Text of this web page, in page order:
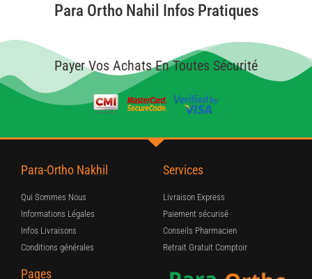
Para Ortho Nahil Infos Pratiques
Payer Vos Achats En Toutes Sécurité
Para-Ortho Nakhil
Qui Sommes Nous
Informations Légales
Infos Livraisons
Conditions générales
Services
Livraison Express
Paiement sécurisé
Conseils Pharmacien
Retrait Gratuit Comptoir
Pages